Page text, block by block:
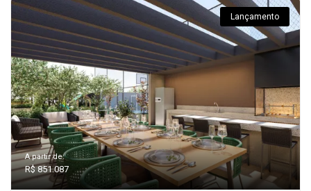
Lançamento
A partir de:
R$ 851.087